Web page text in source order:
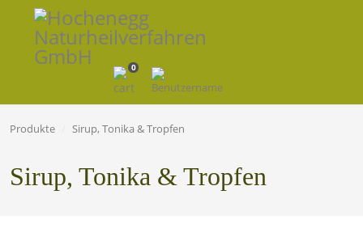
0
Produkte Sirup, Tonika & Tropfen
Sirup, Tonika & Tropfen